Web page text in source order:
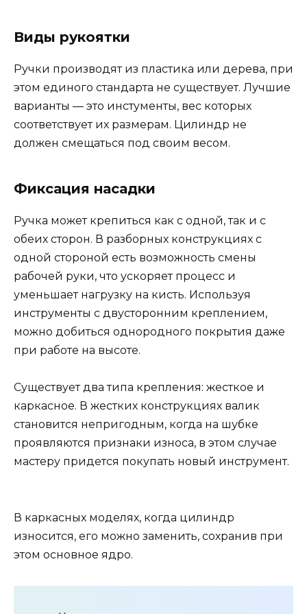
Виды рукоятки
Ручки производят из пластика или дерева, при
этом единого стандарта не существует. Лучшие
варианты — это инстументы, вес которых
соответствует их размерам. Цилиндр не
должен смещаться под своим весом.
Фиксация насадки
Ручка может крепиться как с одной, так и с
обеих сторон. В разборных конструкциях с
одной стороной есть возможность смены
рабочей руки, что ускоряет процесс и
уменьшает нагрузку на кисть. Используя
инструменты с двусторонним креплением,
можно добиться однородного покрытия даже
при работе на высоте.
Существует два типа крепления: жесткое и
каркасное. В жестких конструкциях валик
становится непригодным, когда на шубке
проявляются признаки износа, в этом случае
мастеру придется покупать новый инструмент.
В каркасных моделях, когда цилиндр
износится, его можно заменить, сохранив при
этом основное ядро.